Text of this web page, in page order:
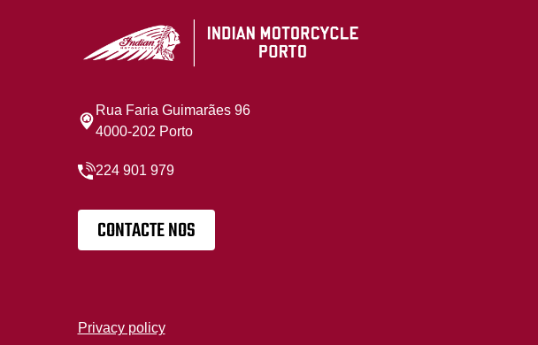
Rua Faria Guimarães 96
4000-202 Porto
224 901 979
CONTACTE NOS
Privacy policy